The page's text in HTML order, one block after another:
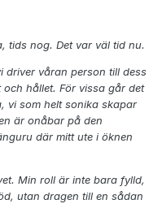
tids nog. Det var väl tid nu.
driver våran person till dess
hållet. För vissa går det
vi som helt sonika skapar
är onåbar på den
där mitt ute i öknen
Min roll är inte bara fylld,
utan dragen till en sådan